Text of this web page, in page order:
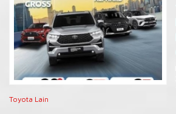
Toyota Lain